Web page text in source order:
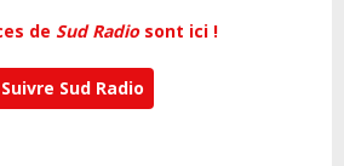
de Sud Radio sont ici !
Suivre Sud Radio